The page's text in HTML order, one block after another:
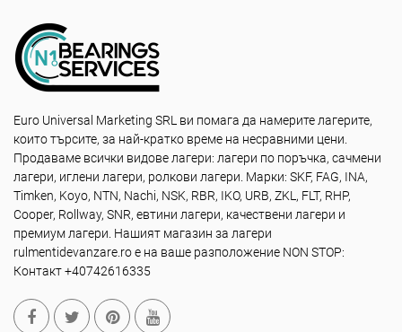
Euro Universal Marketing SRL ви помага да намерите лагерите,
които търсите, за най-кратко време на несравними цени.
Продаваме всички видове лагери: лагери по поръчка, сачмени
лагери, иглени лагери, ролкови лагери. Марки: SKF, FAG, INA,
Timken, Koyo, NTN, Nachi, NSK, RBR, IKO, URB, ZKL, FLT, RHP,
Cooper, Rollway, SNR, евтини лагери, качествени лагери и
премиум лагери. Нашият магазин за лагери
rulmentidevanzare.ro е на ваше разположение NON STOP:
Контакт +40742616335